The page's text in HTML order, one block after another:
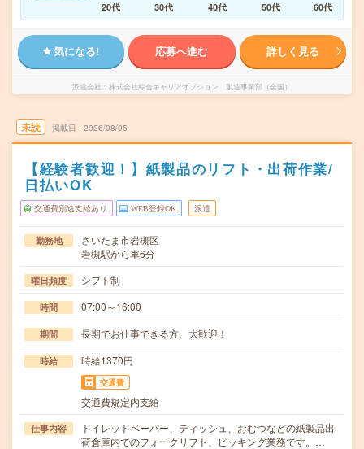
20代
30代 40代 50代 60代
気になる! 応募へ進む 詳しく見る
派遣会社 株式会社綜合キャリアオプション 製造事業部（全国）
未読 掲載日 2026/08/05
【経験者歓迎！】紙製品のリフト・出荷作業/
日払いOK
交通費別途支給あり WEB登録OK 派遣
勤務地
さいたま市岩槻区
岩槻駅から車6分
曜日頻度 シフト制
時間 07:00～16:00
期間 長期でお仕事できる方、大歓迎！
時給 時給1370円
交通費
交通費規定内支給
仕事内容
トイレットペーパー、ティッシュ、おむつなどの紙製品出
荷倉庫内でのフォークリフト、ピッキング業務です。…